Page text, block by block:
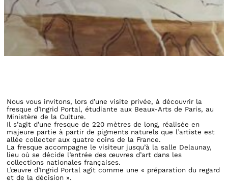
Nous vous invitons, lors d’une visite privée, à découvrir la
fresque d’Ingrid Portal, étudiante aux Beaux-Arts de Paris, au
Ministère de la Culture.
Il s’agit d’une fresque de 220 mètres de long, réalisée en
majeure partie à partir de pigments naturels que l’artiste est
allée collecter aux quatre coins de la France.
La fresque accompagne le visiteur jusqu’à la salle Delaunay,
lieu où se décide l’entrée des œuvres d’art dans les
collections nationales françaises.
L’œuvre d’Ingrid Portal agit comme une « préparation du regard
et de la décision ».